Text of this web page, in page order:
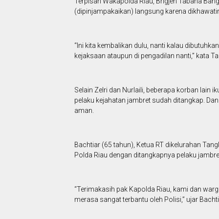
(dipinjampakaikan) langsung karena
“Ini kita kembalikan dulu, nanti kalau
kejaksaan ataupun di pengadilan nanti,” kata
Selain Zelri dan Nurlaili, beberapa korban lain
pelaku kejahatan jambret sudah ditangkap.
aman.
Bachtiar (65 tahun), Ketua RT dikelurahan
Polda Riau dengan ditangkapnya pelaku
“Terimakasih pak Kapolda Riau, kami dan
merasa sangat terbantu oleh Polisi,” ujar